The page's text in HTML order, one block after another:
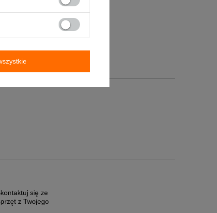
się ze
z Twojego